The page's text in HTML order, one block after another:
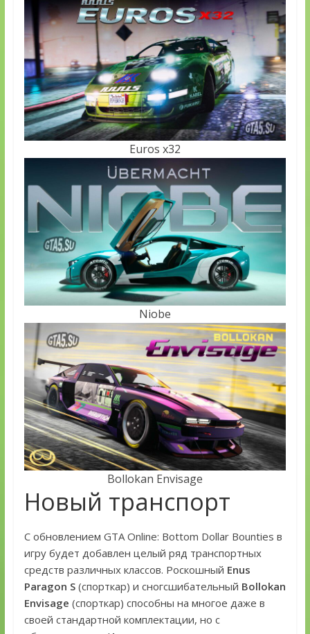
Euros x32
Niobe
Bollokan Envisage
Новый транспорт
С обновлением GTA Online: Bottom Dollar Bounties в
игру будет добавлен целый ряд транспортных
средств различных классов. Роскошный Enus
Paragon S(спорткар) и сногсшибательный Bollokan
Envisage (спорткар) способны на многое даже в
своей стандартной комплектации, но с